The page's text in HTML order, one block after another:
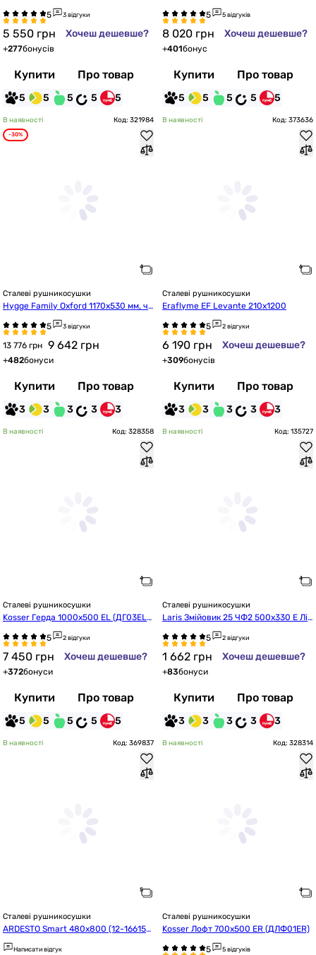
3 відгуки
5 550 грн Хочеш дешевше?
+277бонусів
Купити Про товар
5 5 5 5 5
5 відгуків
8 020 грн Хочеш дешевше?
+401бонус
Купити Про товар
5 5 5 5 5
В наявності Код: 321984
-30%
Сталеві рушникосушки
Hygge Family Oxford 1170x530 мм, чо
рний матовий (6.1.0203.06.BM)
3 відгуки
13 776 грн 9 642 грн
+482бонуси
Купити Про товар
3 3 3 3 3
В наявності Код: 373636
Сталеві рушникосушки
Eraflyme EF Levante 210x1200
2 відгуки
6 190 грн Хочеш дешевше?
+309бонусів
Купити Про товар
3 3 3 3 3
В наявності Код: 328358
Сталеві рушникосушки
Kosser Герда 1000х500 EL (ДГ03EL
2 відгуки
7 450 грн Хочеш дешевше?
+372бонуси
Купити Про товар
5 5 5 5 5
В наявності Код: 135727
Сталеві рушникосушки
Laris Змійовик 25 ЧФ2 500х330 Е Лів
2 відгуки
1 662 грн Хочеш дешевше?
+83бонуси
Купити Про товар
3 3 3 3 3
В наявності Код: 369837
Сталеві рушникосушки
ARDESTO Smart 480x800 (12-166153
-4880)
Написати відгук
В наявності Код: 328314
Сталеві рушникосушки
Kosser Лофт 700х500 ER (ДЛФ01ER)
5 відгуків